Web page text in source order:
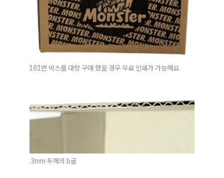
181번 박스를 대량 구매 했을 경우 무료 인쇄가 가능해요.
3mm 두께의 b골